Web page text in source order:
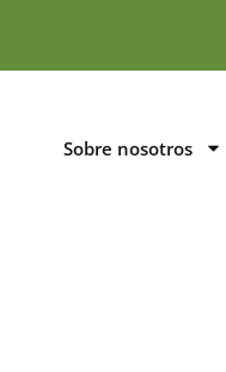
Sobre nosotros